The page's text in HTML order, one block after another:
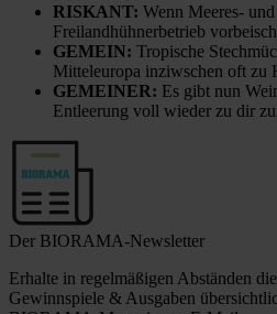
RISKANT: Wenn Meeres-
Freilandhühnerbetrieb
GEMEIN: Tropische
Mitteleuropa inziwschen oft zu
GEMEINER: Es gibt nun
Entleerung voll wieder zu dir
Der BIORAMA-Newsletter
Erhalte in regelmäßigen Abständen
Gewinnspiele & Ausgaben